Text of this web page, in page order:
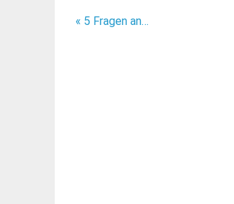
Beitragsnavigation
« 5 Fragen an…